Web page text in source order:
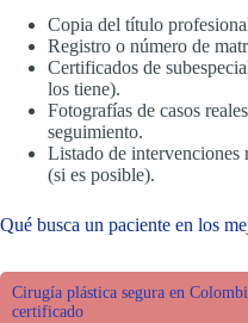
Copia del título
Registro o número de
Certificados de
los tiene).
Fotografías de casos
seguimiento.
Listado de intervenciones
(si es posible).
Qué busca un paciente en los
Cirugía plástica segura en
certificado